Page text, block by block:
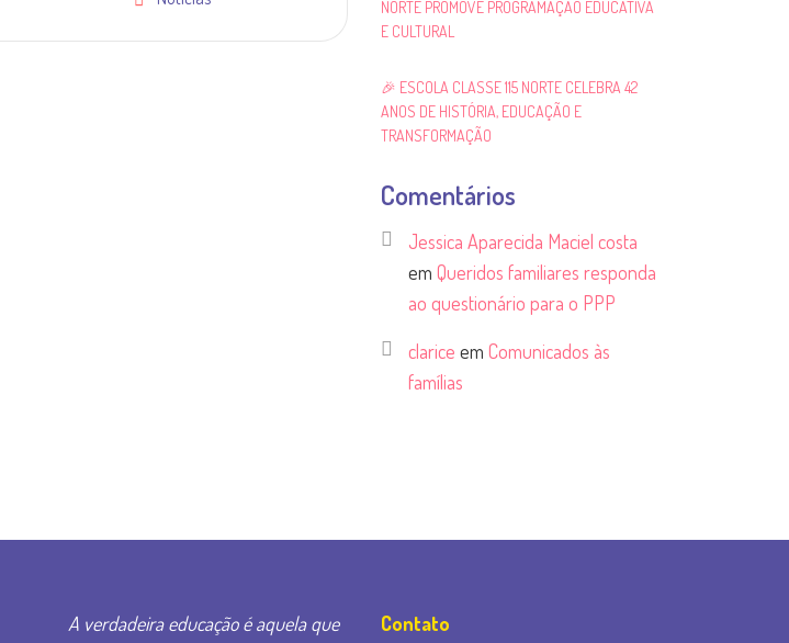
NORTE PROMOVE PROGRAMAÇÃO EDUCATIVA
E CULTURAL
🎉 ESCOLA CLASSE 115 NORTE CELEBRA 42
ANOS DE HISTÓRIA, EDUCAÇÃO E
TRANSFORMAÇÃO
Comentários
Jessica Aparecida Maciel costa
em Queridos familiares responda
ao questionário para o PPP
clarice em Comunicados às
famílias
A verdadeira educação é aquela que
Contato